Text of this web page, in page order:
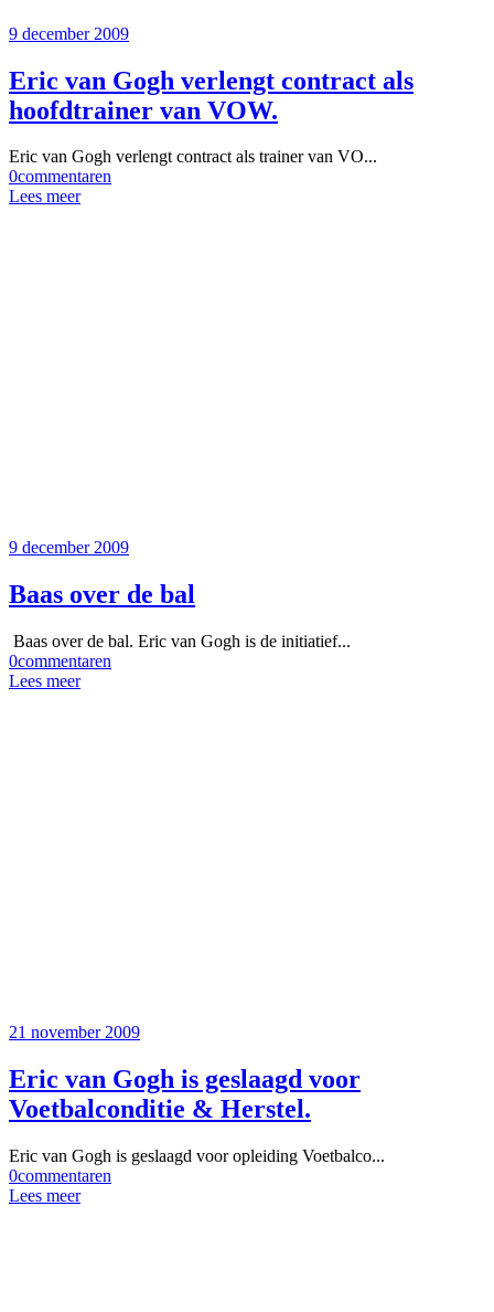
9 december 2009
Eric van Gogh verlengt contract als
hoofdtrainer van VOW.
Eric van Gogh verlengt contract als trainer van VO...
0commentaren
Lees meer
9 december 2009
Baas over de bal
Baas over de bal. Eric van Gogh is de initiatief...
0commentaren
Lees meer
21 november 2009
Eric van Gogh is geslaagd voor
Voetbalconditie & Herstel.
Eric van Gogh is geslaagd voor opleiding Voetbalco...
0commentaren
Lees meer